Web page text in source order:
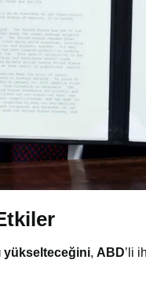
yükselteceğini, ABD’li